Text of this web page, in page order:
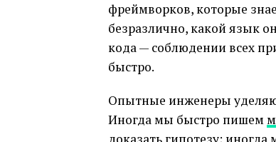
фреймворков, которые
безразлично, какой язык
кода — соблюдении всех
быстро.
Опытные инженеры
Иногда мы быстро пишем